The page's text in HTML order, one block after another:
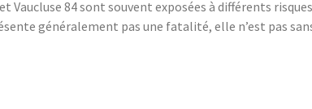
Vaucluse 84 sont souvent exposées à différents
généralement pas une fatalité, elle n’est pas